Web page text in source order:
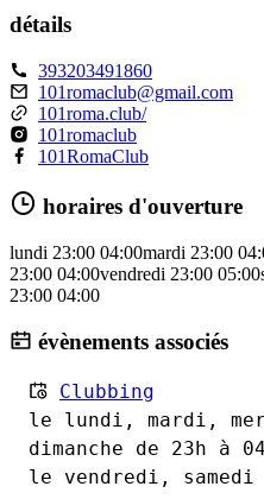
détails
393203491860
101romaclub@gmail.com
101roma.club/
101romaclub
101RomaClub
horaires d'ouverture
lundi 23:00 04:00mardi 23:00
23:00 04:00vendredi 23:00 05:00
23:00 04:00
évènements associés
Clubbing
le lundi, mardi,
dimanche de 23h à
le vendredi, samedi